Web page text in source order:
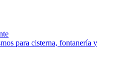
para cisterna, fontanería y